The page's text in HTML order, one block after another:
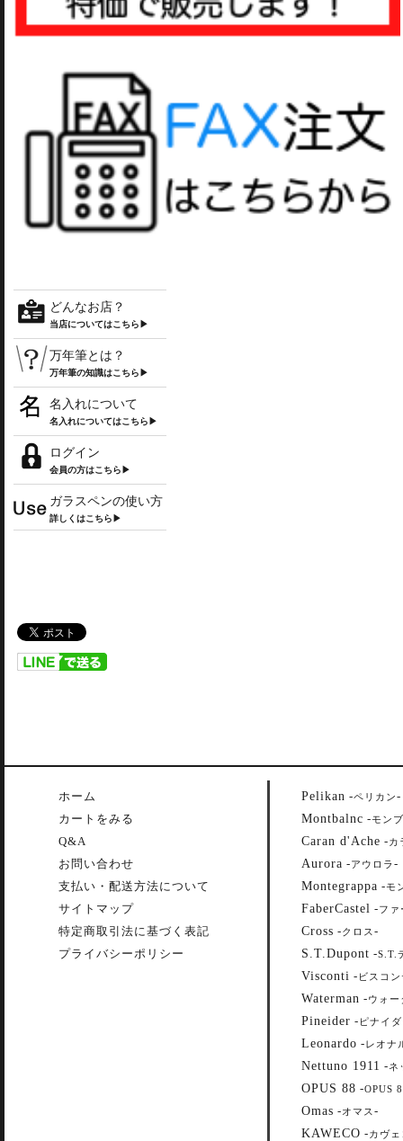
どんなお店？
当店についてはこちら▶
万年筆とは？
万年筆の知識はこちら▶
名入れについて
名入れについてはこちら▶
ログイン
会員の方はこちら▶
ガラスペンの使い方
詳しくはこちら▶
ホーム
カートをみる
Q&A
お問い合わせ
支払い・配送方法について
サイトマップ
特定商取引法に基づく表記
プライバシーポリシー
Pelikan -ペリカン-
Montbalnc -モン
Caran d'Ache -カ
Aurora -アウロラ -
Montegrappa -モ
FaberCastel -ファ
Cross -クロス -
S.T.Dupont -S.T.
Visconti - ビスコ
Waterman -ウォー
Pineider - ピナイ
Leonardo -レオナ
Nettuno 1911 -ネ
OPUS 88 -OPUS
Omas -オマス -
KAWECO -カヴェ